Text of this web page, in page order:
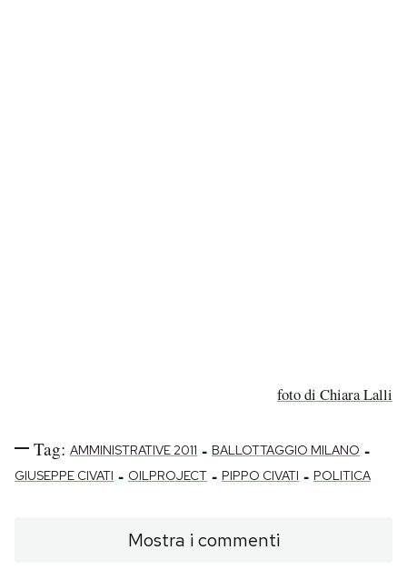
foto di Chiara Lalli
Tag: AMMINISTRATIVE 2011 - BALLOTTAGGIO MILANO -
GIUSEPPE CIVATI - OILPROJECT - PIPPO CIVATI - POLITICA
Mostra i commenti